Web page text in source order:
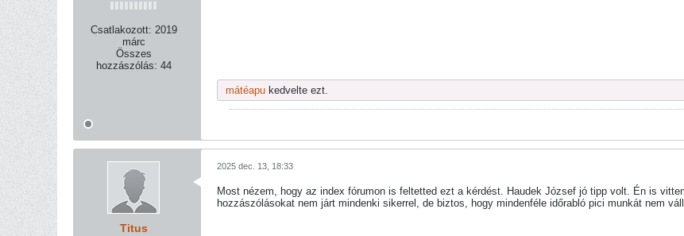
Csatlakozott: 2019
márc
Összes
hozzászólás: 44
mátéapu kedvelte ezt.
Titus
2025 dec. 13, 18:33
Most nézem, hogy az index fórumon is feltetted ezt a kérdést. Haudek József jó tipp volt. Én is
hozzászólásokat nem járt mindenki sikerrel, de biztos, hogy mindenféle időrabló pici munkát nem